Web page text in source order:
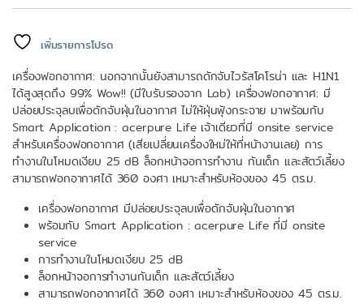
เพิ่มรายการโปรด
เครื่องฟอกอากาศ: นอกจากนั้นยังสามารถดักจับไวรัสโคโรน่า และ H1N1
ได้สูงสุดถึง 99% Wow!! (มีใบรับรองจาก Lab) เครื่องฟอกอากาศ: มี
ปล่อยประจุลบเพื่อดักจับฝุ่นในอากาศ ไม่ให้ฝุ่นฟุ้งกระจาย มาพร้อมกับ
Smart Application : acerpure Life เจ้าเดียวที่มี onsite service
สำหรับเครื่องฟอกอากาศ (เสียเปลี่ยนเครื่องใหม่ให้ที่หน้างานเลย) การ
ทำงานในโหมดเงียบ 25 dB ล็อกหน้าจอการทำงาน กันเด็ก และสัตว์เลี้ยง
สามารถฟอกอากาศได้ 360 องศา เหมาะสำหรับห้องของ 45 ตร.ม.
เครื่องฟอกอากาศ มีปล่อยประจุลบเพื่อดักจับฝุ่นในอากาศ
พร้อมกับ Smart Application : acerpure Life ที่มี onsite
service
การทำงานในโหมดเงียบ 25 dB
ล็อกหน้าจอการทำงานกันเด็ก และสัตว์เลี้ยง
สามารถฟอกอากาศได้ 360 องศา เหมาะสำหรับห้องของ 45 ตร.ม.